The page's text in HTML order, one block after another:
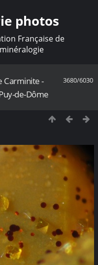
photos
Française de
3680/6030
Carminite -
de-Dôme